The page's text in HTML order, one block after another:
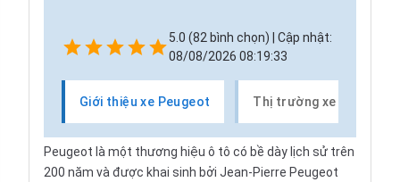
5.0 (82 bình chọn) | Cập nhật:
08/08/2026 08:19:33
Giới thiệu xe Peugeot Thị trường xe Peugeot
Peugeot là một thương hiệu ô tô có bề dày lịch sử trên
200 năm và được khai sinh bởi Jean-Pierre Peugeot